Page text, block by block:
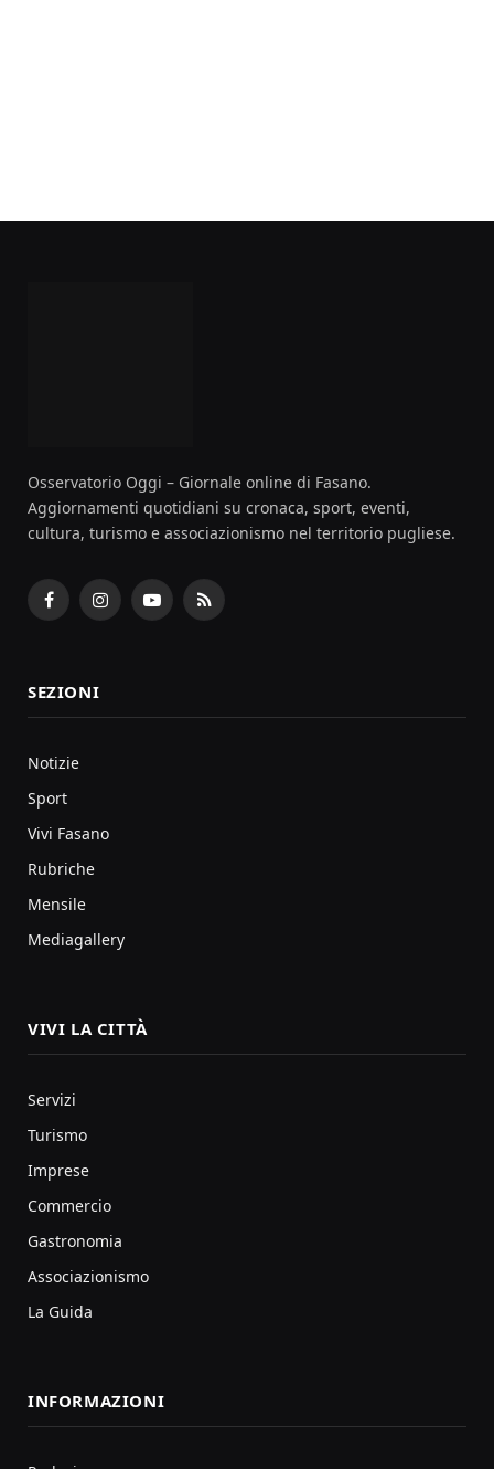
Osservatorio Oggi – Giornale online di Fasano.
Aggiornamenti quotidiani su cronaca, sport, eventi,
cultura, turismo e associazionismo nel territorio pugliese.
FacebookInstagramYouTubeRSS
SEZIONI
Notizie
Sport
Vivi Fasano
Rubriche
Mensile
Mediagallery
VIVI LA CITTÀ
Servizi
Turismo
Imprese
Commercio
Gastronomia
Associazionismo
La Guida
INFORMAZIONI